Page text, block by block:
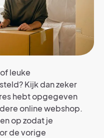
leuke
Kijk dan zeker
hebt opgegeven
online webshop.
op zodat je
de vorige